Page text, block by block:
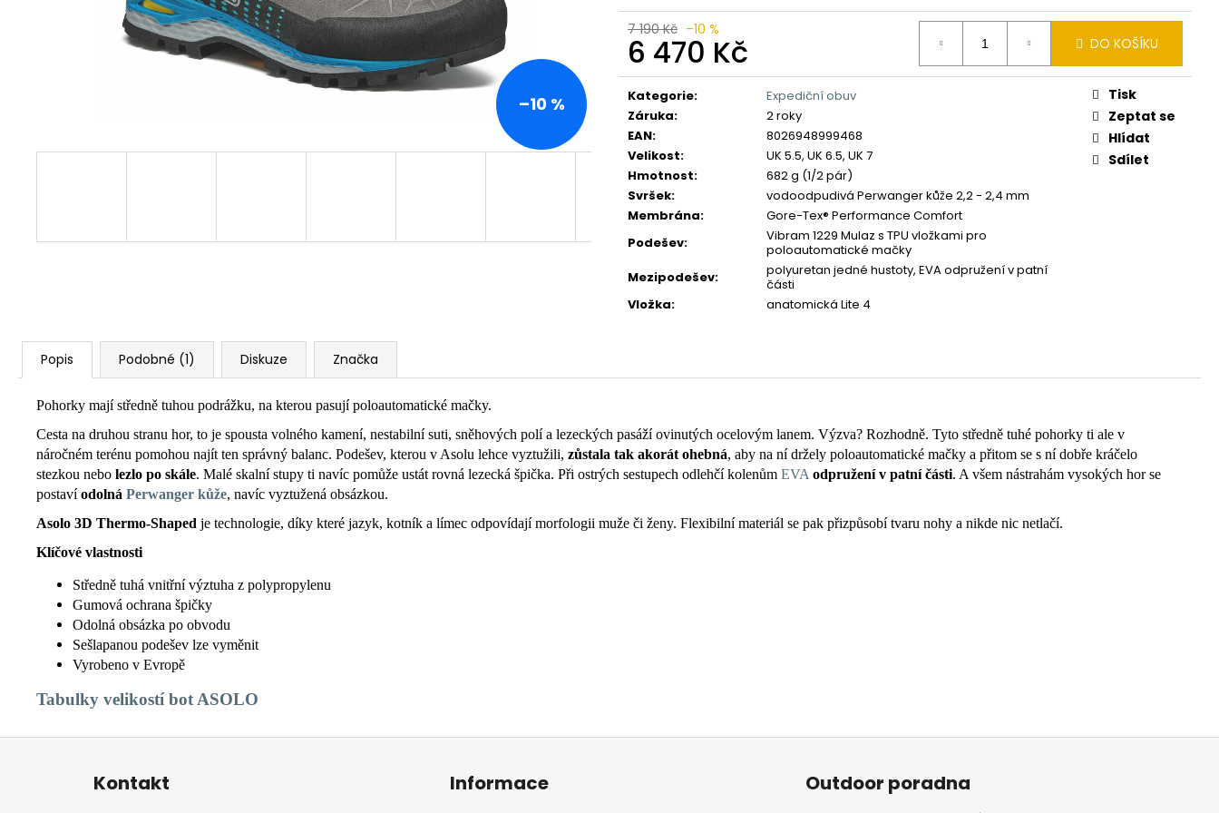
7 190 Kč –10 %
6 470 Kč
Měrná
cena:
DO KOŠÍKU
Kategorie:
Expediční obuv
Záruka:
2 roky
EAN:
8026948999468
Velikost:
UK 5.5, UK 6.5, UK 7
Hmotnost:
682 g (1/2 pár)
Svršek:
vodoodpudivá Perwanger kůže 2,2 - 2,4 mm
Membrána:
Gore-Tex® Performance Comfort
Podešev:
Vibram 1229 Mulaz s TPU vložkami pro
poloautomatické mačky
Mezipodešev:
polyuretan jedné hustoty, EVA odpružení v patní
části
Vložka: anatomická Lite 4
Tisk
Zeptat se
Hlídat
Sdílet
–10 %
Popis Podobné (1) Diskuze Značka
Pohorky mají středně tuhou podrážku, na kterou pasují poloautomatické mačky.
Cesta na druhou stranu hor, to je spousta volného kamení, nestabilní suti, sněhových polí a lezeckých pasáží ovinutých ocelovým lanem. Výzva? Rozhodně. Tyto středně tuhé pohorky ti ale v
náročném terénu pomohou najít ten správný balanc. Podešev, kterou v Asolu lehce vyztužili, zůstala tak akorát ohebná, aby na ní držely poloautomatické mačky a přitom se s ní dobře kráčelo
stezkou nebo lezlo po skále. Malé skalní stupy ti navíc pomůže ustát rovná lezecká špička. Při ostrých sestupech odlehčí kolenům EVA odpružení v patní části. A všem nástrahám vysokých hor se
postavíodolná Perwanger kůže, navíc vyztužená obsázkou.
Asolo 3D Thermo-Shaped je technologie, díky které jazyk, kotník a límec odpovídají morfologii muže či ženy. Flexibilní materiál se pak přizpůsobí tvaru nohy a nikde nic netlačí.
Klíčové vlastnosti
Středně tuhá vnitřní výztuha z polypropylenu
Gumová ochrana špičky
Odolná obsázka po obvodu
Sešlapanou podešev lze vyměnit
Vyrobeno v Evropě
Tabulky velikostí bot ASOLO
Z
Kontakt Informace Outdoor poradna